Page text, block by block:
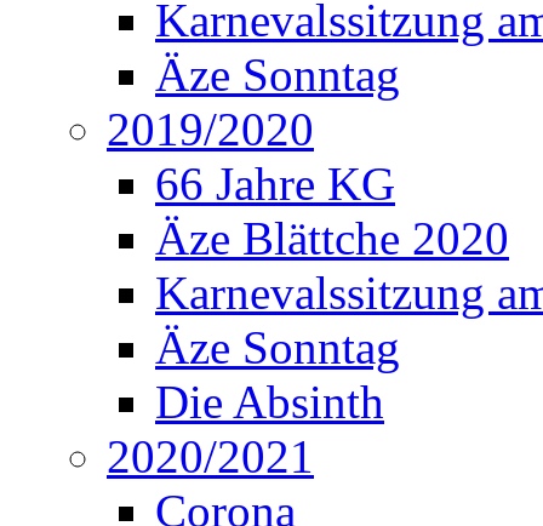
Karnevalssitzung
Äze Sonntag
2019/2020
66 Jahre KG
Äze Blättche 2020
Karnevalssitzung
Äze Sonntag
Die Absinth
2020/2021
Corona